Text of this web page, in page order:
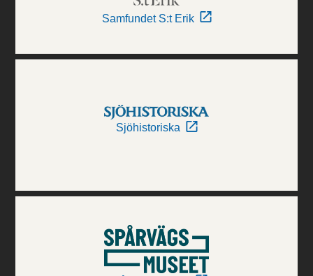
Samfundet S:t Erik
Sjöhistoriska